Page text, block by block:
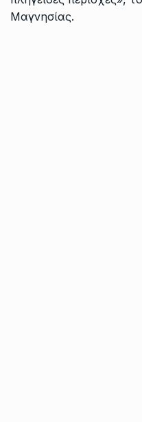
Μαγνησίας.